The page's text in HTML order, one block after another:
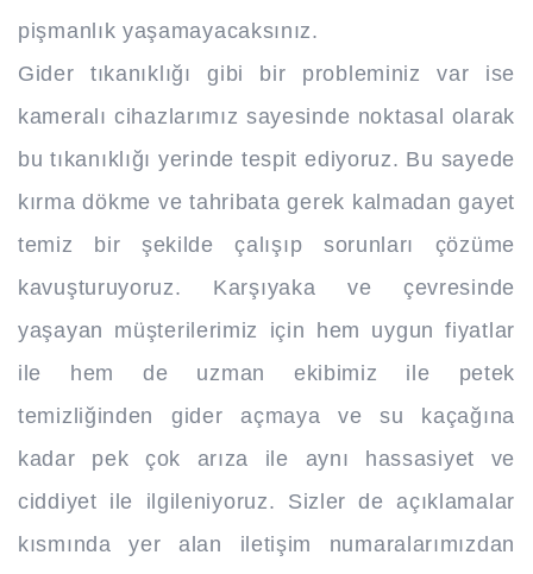
pişmanlık yaşamayacaksınız.
Gider tıkanıklığı gibi bir probleminiz var ise
kameralı cihazlarımız sayesinde noktasal olarak
bu tıkanıklığı yerinde tespit ediyoruz. Bu sayede
kırma dökme ve tahribata gerek kalmadan gayet
temiz bir şekilde çalışıp sorunları çözüme
kavuşturuyoruz. Karşıyaka ve çevresinde
yaşayan müşterilerimiz için hem uygun fiyatlar
ile hem de uzman ekibimiz ile petek
temizliğinden gider açmaya ve su kaçağına
kadar pek çok arıza ile aynı hassasiyet ve
ciddiyet ile ilgileniyoruz. Sizler de açıklamalar
kısmında yer alan iletişim numaralarımızdan